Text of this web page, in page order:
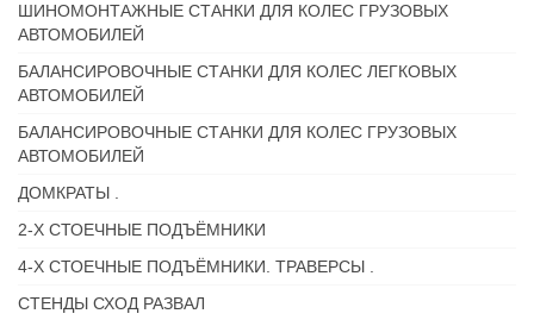
ШИНОМОНТАЖНЫЕ СТАНКИ ДЛЯ КОЛЕС ГРУЗОВЫХ
АВТОМОБИЛЕЙ
БАЛАНСИРОВОЧНЫЕ СТАНКИ ДЛЯ КОЛЕС ЛЕГКОВЫХ
АВТОМОБИЛЕЙ
БАЛАНСИРОВОЧНЫЕ СТАНКИ ДЛЯ КОЛЕС ГРУЗОВЫХ
АВТОМОБИЛЕЙ
ДОМКРАТЫ .
2-Х СТОЕЧНЫЕ ПОДЪЁМНИКИ
4-Х СТОЕЧНЫЕ ПОДЪЁМНИКИ. ТРАВЕРСЫ .
СТЕНДЫ СХОД РАЗВАЛ